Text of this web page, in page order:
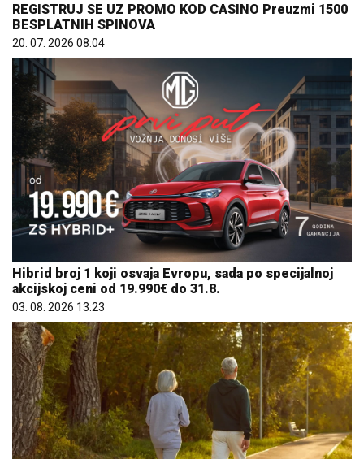
REGISTRUJ SE UZ PROMO KOD CASINO Preuzmi 1500
BESPLATNIH SPINOVA
20. 07. 2026 08:04
Hibrid broj 1 koji osvaja Evropu, sada po specijalnoj
akcijskoj ceni od 19.990€ do 31.8.
03. 08. 2026 13:23